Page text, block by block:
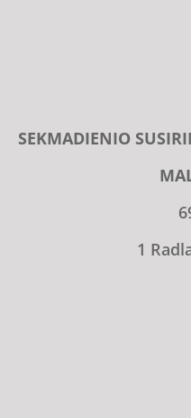
SEKMADIENIO
1